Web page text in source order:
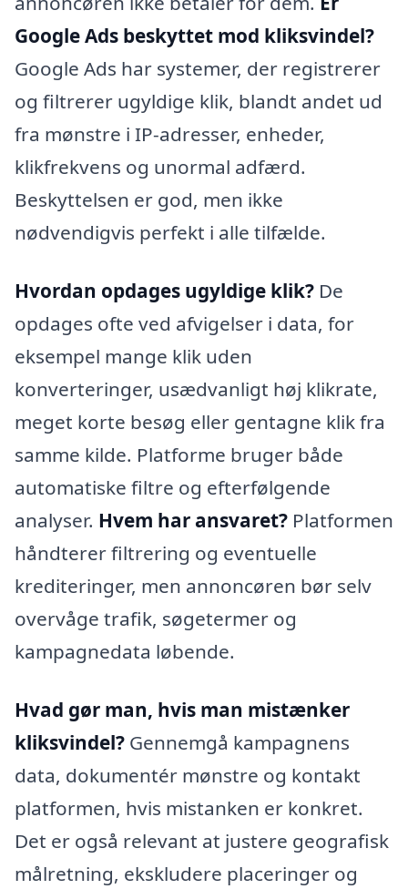
Google Ads beskyttet mod kliksvindel?
Google Ads har systemer, der registrerer
og filtrerer ugyldige klik, blandt andet ud
fra mønstre i IP-adresser, enheder,
klikfrekvens og unormal adfærd.
Beskyttelsen er god, men ikke
nødvendigvis perfekt i alle tilfælde.
Hvordan opdages ugyldige klik? De
opdages ofte ved afvigelser i data, for
eksempel mange klik uden
konverteringer, usædvanligt høj klikrate,
meget korte besøg eller gentagne klik fra
samme kilde. Platforme bruger både
automatiske filtre og efterfølgende
analyser. Hvem har ansvaret? Platformen
håndterer filtrering og eventuelle
krediteringer, men annoncøren bør selv
overvåge trafik, søgetermer og
kampagnedata løbende.
Hvad gør man, hvis man mistænker
kliksvindel? Gennemgå kampagnens
data, dokumentér mønstre og kontakt
platformen, hvis mistanken er konkret.
Det er også relevant at justere geografisk
målretning, ekskludere placeringer og